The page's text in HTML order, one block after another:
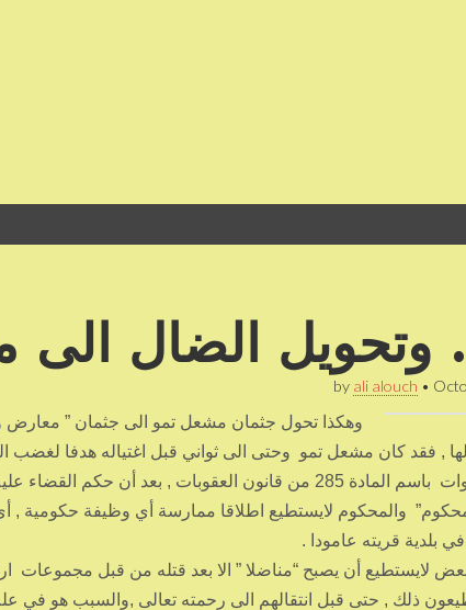
.. وتحويل الضال الى
by ali alouch •
وهكذا تحول جثمان مشعل تمو الى جثمان ”
, فقد كان مشعل تمو وحتى الى ثواني قبل اغتياله هدفا لغضب
الى سجنه أكثر من ثلاثة سنوات باسم المادة 285 من قانون
والمحكوم لايستطيع اطلاقا ممارسة أي وظيفة
بلدية قريته عامودا .
لايستطيع أن يصبح “مناضلا ” الا بعد قتله من قبل مجموعات
ذلك , حتى قبل انتقالهم الى رحمته تعالى ,والسبب هو في